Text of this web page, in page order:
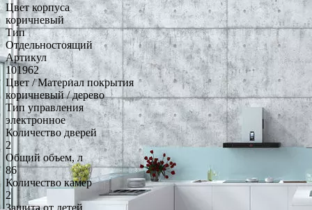
Цвет корпуса
коричневый
Тип
Отдельностоящий
Артикул
101962
Цвет / Материал покрытия
коричневый / дерево
Тип управления
электронное
Количество дверей
2
Общий объем, л
86
Количество камер
2
Защита от детей